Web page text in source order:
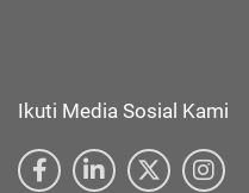
Ikuti Media Sosial Kami